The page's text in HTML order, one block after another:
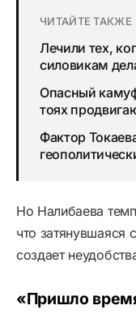
ЧИТАЙТЕ ТАКЖЕ
Лечили тех,
силовикам
Опасный
тоях
Фактор
Но Налибаева
что затянувшаяся
создает
«Пришло